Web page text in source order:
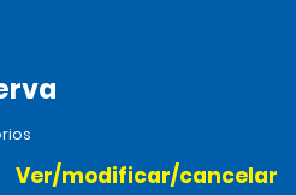
Ver/modificar/cancelar